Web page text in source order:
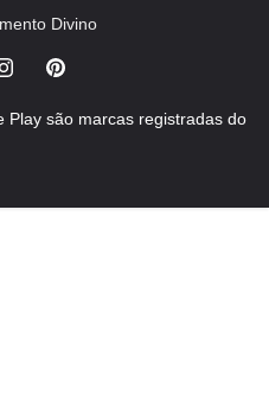
Divino
Play são marcas registradas do